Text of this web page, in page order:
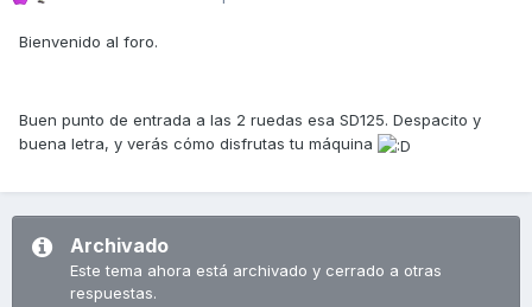
Bienvenido al foro.
Buen punto de entrada a las 2 ruedas esa SD125. Despacito y
buena letra, y verás cómo disfrutas tu máquina
Archivado
Este tema ahora está archivado y cerrado a otras
respuestas.